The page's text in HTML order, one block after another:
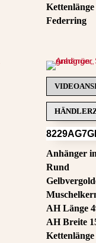
Kettenlänge
Federring
Anhänger
Rund
AH Länge
AH Breite
Kettenlänge